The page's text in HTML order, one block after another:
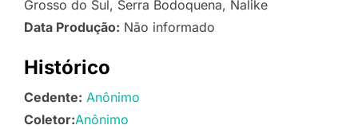
Grosso do Sul, Serra Bodoquena, Nalike
Data Produção: Não informado
Histórico
Cedente: Anônimo
Coletor:Anônimo